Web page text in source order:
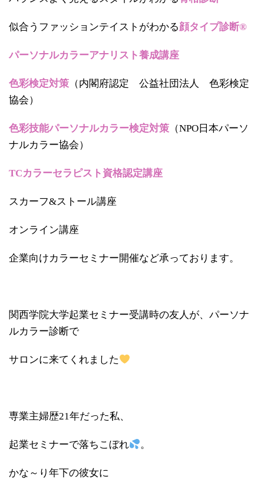
似合うファッションテイストがわかる顔タイプ診断®
パーソナルカラーアナリスト養成講座
色彩検定対策 （内閣府認定 公益社団法人 色彩検定
協会）
色彩技能パーソナルカラー検定対策 （NPO日本パーソ
ナルカラー協会）
TCカラーセラピスト資格認定講座
スカーフ&ストール講座
オンライン講座
企業向けカラーセミナー開催など承っております。
関西学院大学起業セミナー受講時の友人が、パーソナ
ルカラー診断で
サロンに来てくれました
専業主婦歴21年だった私、
起業セミナーで落ちこぼれ 。
かな～り年下の彼女に